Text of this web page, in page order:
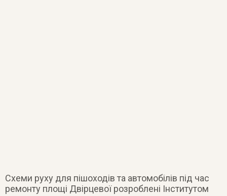
Схеми руху для пішоходів та автомобілів під час
ремонту площі Двірцевої розроблені Інститутом